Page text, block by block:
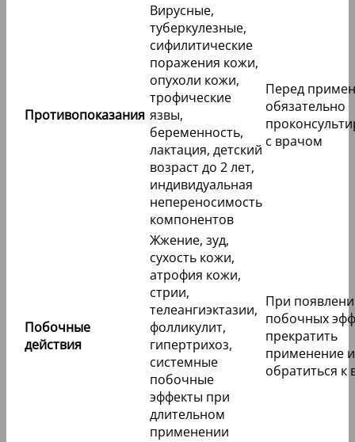
Противопоказания
Вирусные,
туберкулезные,
сифилитические
поражения кожи,
опухоли кожи,
трофические
язвы,
беременность,
лактация, детский
возраст до 2 лет,
индивидуальная
непереносимость
компонентов
Перед
обязательно
с врачом
Побочные
действия
Жжение, зуд,
сухость кожи,
атрофия кожи,
стрии,
телеангиэктазии,
фолликулит,
гипертрихоз,
системные
побочные
эффекты при
длительном
применении
При
побочных
прекратить
применение и
обратиться к